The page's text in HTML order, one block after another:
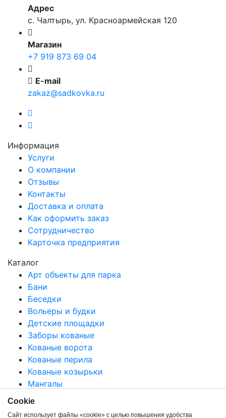
Адрес
с. Чалтырь, ул. Красноармейская 120
Магазин
+7 919 873 69 04
E-mail
zakaz@sadkovka.ru
Информация
Услуги
О компании
Отзывы
Контакты
Доставка и оплата
Как оформить заказ
Сотрудничество
Карточка предприятия
Каталог
Арт объекты для парка
Бани
Беседки
Вольеры и будки
Детские площадки
Заборы кованые
Кованые ворота
Кованые перила
Кованые козырьки
Мангалы
Ритуальные ограждения
Сookie
Сайт использует файлы «cookie» с целью повышения удобства